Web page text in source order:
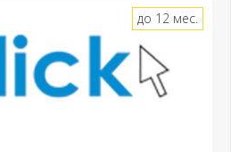
до 12 мес.